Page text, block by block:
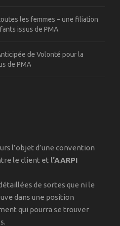
les femmes – une filiation
issus de PMA
de Volonté pour la
de PMA
l’objet d’une convention
le client et l’AARPI
de sortes que ni le
dans une position
qui pourra se trouver